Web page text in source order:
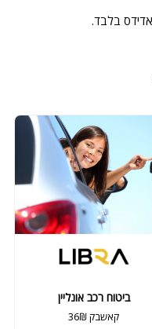
ביטוח רכב אונליין
36₪ קאשבק